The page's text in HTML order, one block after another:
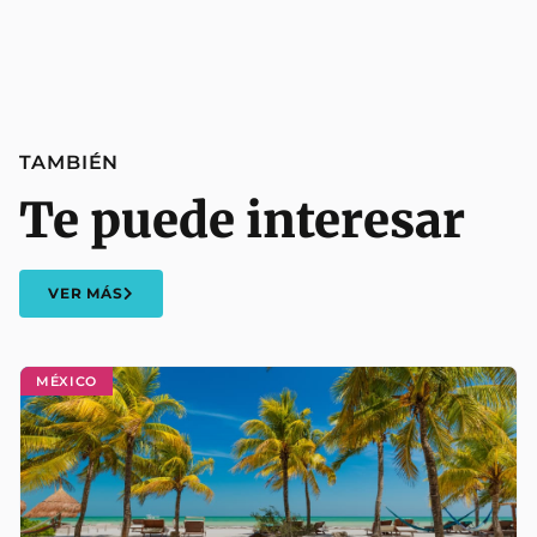
MÉXICO
TAMBIÉN
Te puede interesar
VER MÁS